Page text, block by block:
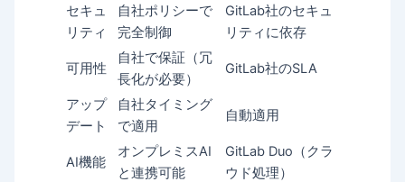
セキュ
リティ
自社ポリシーで
完全制御
GitLab社のセキュ
リティに依存
可用性
自社で保証（冗
長化が必要）
GitLab社のSLA
アップ
デート
自社タイミング
で適用
自動適用
AI機能
オンプレミスAI
と連携可能
GitLab Duo（クラ
ウド処理）